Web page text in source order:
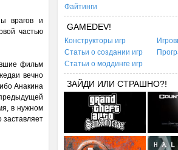
врагов и
частью
фильм
вечно
Анакина
в нужном
Файтинги
GAMEDEV!
Конструкторы игр
Статьи о создании игр
Статьи о моддинге игр
ЗАЙДИ ИЛИ СТРАШНО?!